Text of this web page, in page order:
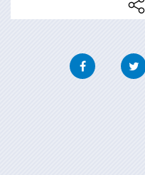
Facebook